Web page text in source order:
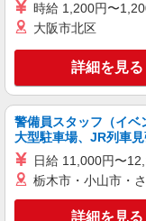
株式会社シエロ
※残
+゜
万円支給(規
ィ
+゜
キープ
派遣社員 紹介予定派遣
【
時給 1,200円〜
大阪市北区
詳細を見る
警備員スタッフ（イベ
大型駐車場、JR列車見
日給 11,000円〜
栃木市・小山市・
詳細を見る